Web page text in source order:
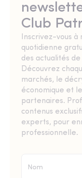
Club
Inscrivez-vous
quotidienne
des actualités
Découvrez
marchés, le
économique et
partenaires.
contenus
experts, pour
professionnelle.